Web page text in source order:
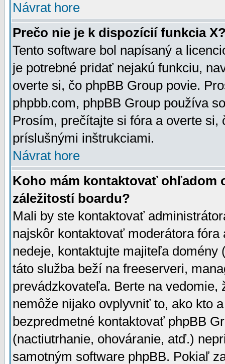
Návrat hore
Prečo nie je k dispozícií funkcia
Tento software bol napísaný a
je potrebné pridať nejakú funkciu,
overte si, čo phpBB Group povie.
phpbb.com, phpBB Group používa
Prosím, prečítajte si fóra a overte
príslušnými inštrukciami.
Návrat hore
Koho mám kontaktovať ohľadom
záležitostí boardu?
Mali by ste kontaktovať
najskôr kontaktovať moderátora
nedeje, kontaktujte majiteľa
táto služba beží na freeserveri,
prevádzkovateľa. Berte na vedomie,
nemôže nijako ovplyvniť to, ako kto
bezpredmetné kontaktovať phpBB
(nactiutrhanie, ohováranie, atď.)
samotným software phpBB. Pokiaľ